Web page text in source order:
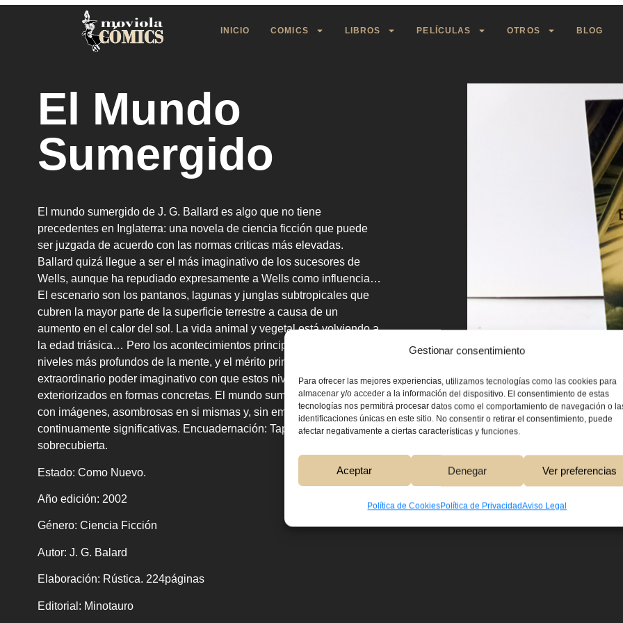
Gestionar consentimiento
Para ofrecer las mejores experiencias, utilizamos tecnologías como las cookies para
almacenar y/o acceder a la información del dispositivo. El consentimiento de estas
tecnologías nos permitirá procesar datos como el comportamiento de navegación o
identificaciones únicas en este sitio. No consentir o retirar el consentimiento, puede
afectar negativamente a ciertas características y funciones.
Aceptar Denegar Ver preferencias
Política de CookiesPolítica de PrivacidadAviso Legal
INICIO COMICS LIBROS PELÍCULAS OTROS BLOG
El Mundo
Sumergido
El mundo sumergido de J. G. Ballard es algo que no tiene
precedentes en Inglaterra: una novela de ciencia ficción que puede
ser juzgada de acuerdo con las normas criticas más elevadas.
Ballard quizá llegue a ser el más imaginativo de los sucesores de
Wells, aunque ha repudiado expresamente a Wells como influencia…
El escenario son los pantanos, lagunas y junglas subtropicales que
cubren la mayor parte de la superficie terrestre a causa de un
aumento en el calor del sol. La vida animal y vegetal está volviendo a
la edad triásica… Pero los acontecimientos principales ocurren en los
niveles más profundos de la mente, y el mérito principal del libro es el
extraordinario poder imaginativo con que estos niveles son
exteriorizados en formas concretas. El mundo sumergido resplandece
con imágenes, asombrosas en si mismas y, sin embargo,
continuamente significativas. Encuadernación: Tapa dura con
sobrecubierta.
Estado: Como Nuevo.
Año edición: 2002
Género: Ciencia Ficción
Autor: J. G. Balard
Elaboración: Rústica. 224páginas
Editorial: Minotauro
7,00€
Añadir Al